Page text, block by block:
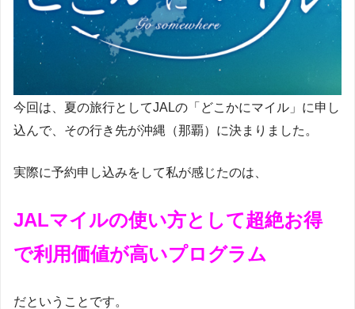
今回は、夏の旅行としてJALの「どこかにマイル」に申し
込んで、その行き先が沖縄（那覇）に決まりました。
実際に予約申し込みをして私が感じたのは、
JALマイルの使い方として超絶お得
で利用価値が高いプログラム
だということです。